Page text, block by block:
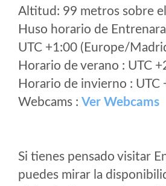
Altitud: 99 metros sobre
Huso horario de
UTC +1:00 (Europe/
Horario de verano : UTC
Horario de invierno : UTC
Webcams : Ver Webcams
Si tienes pensado visitar
puedes mirar la